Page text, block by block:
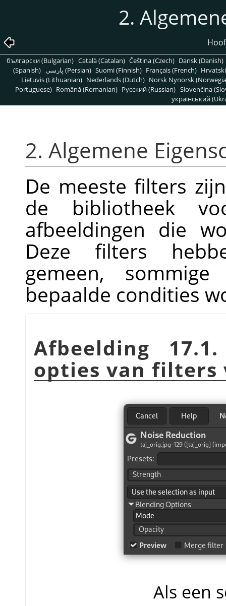
2.
български (Bulgarian) Català (Catalan) Čeština (Czech) Dansk (Danish)
(Spanish)
پارسی (Persian) Suomi (Finnish) Français (French)
Lietuvis (Lithuanian) Nederlands (Dutch) Norsk Nynorsk
Portuguese) Română (Romanian) Pусский (Russian) Slovenčina
український
2. Algemene
De meeste filters
de bibliotheek
afbeeldingen die
Deze filters
gemeen,
bepaalde condities
Afbeelding
opties van filters
Als een